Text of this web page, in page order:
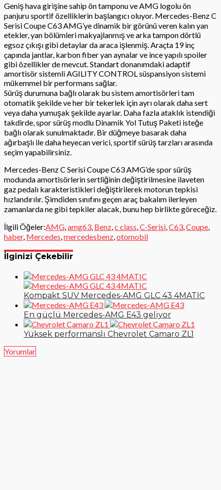
Geniş hava girişine sahip ön tamponu ve AMG logolu ön
panjuru sportif özelliklerin başlangıcı oluyor. Mercedes-Benz C
Serisi Coupe C63 AMG’ye dinamik bir görünü veren kalın yan
etekler, yan bölümleri makyajlanmış ve arka tampon dörtlü
egsoz çıkışı gibi detaylar da araca işlenmiş. Araçta 19 inç
çapında jantlar, karbon fiber yan aynalar ve ince yapılı spoiler
gibi özellikler de mevcut. Standart donanımdaki adaptif
amortisör sistemli AGILITY CONTROL süspansiyon sistemi
mükemmel bir performans sağlar.
Sürüş durumuna bağlı olarak bu sistem amortisörleri tam
otomatik şekilde ve her bir tekerlek için ayrı olarak daha sert
veya daha yumuşak şekilde ayarlar. Daha fazla ataklık istendiği
takdirde, spor sürüş modlu Dinamik Yol Tutuş Paketi isteğe
bağlı olarak sunulmaktadır. Bir düğmeye basarak daha
ağırbaşlı ile daha heyecan verici, sportif sürüş tarzları arasında
seçim yapabilirsiniz.
Mercedes-Benz C Serisi Coupe C63 AMG’de spor sürüş
modunda amortisörlerin sertliğinin değiştirilmesine ilaveten
gaz pedalı karakteristikleri değiştirilerek motorun tepkisi
hızlandırılır. Şimdiden sınıfını geçen araç bakalım ilerleyen
zamanlarda ne gibi tepkiler alacak, bunu hep birlikte göreceğiz.
İlgili Öğeler:AMG amg63 Benz c class C-Serisi C63 Coupe
haber, Mercedes mercedesbenz otomobil
İlginizi Çekebilir
Kompakt SUV Mercedes-AMG GLC 43 4MATIC
En güçlü Mercedes-AMG E43 geliyor
Yüksek performanslı Chevrolet Camaro ZL1
Yorumlar